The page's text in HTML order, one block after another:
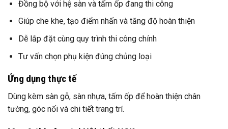
Đồng bộ với hệ sàn và tấm ốp đang thi công
Giúp che khe, tạo điểm nhấn và tăng độ hoàn thiện
Dễ lắp đặt cùng quy trình thi công chính
Tư vấn chọn phụ kiện đúng chủng loại
Ứng dụng thực tế
Dùng kèm sàn gỗ, sàn nhựa, tấm ốp để hoàn thiện chân
tường, góc nối và chi tiết trang trí.